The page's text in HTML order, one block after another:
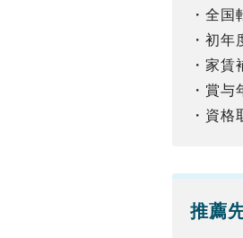
・全
・初
・家賃
・賞与
・資格
推薦